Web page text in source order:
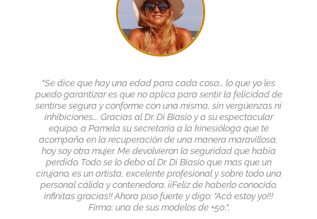
"Se dice que hay una edad para cada cosa… lo que yo les
puedo garantizar es que no aplica para sentir la felicidad de
sentirse segura y conforme con una misma, sin vergüenzas ni
inhibiciones…. Gracias al Dr. Di Biasio y a su espectacular
equipo, a Pamela su secretaria a la kinesióloga que te
acompaña en la recuperación de una manera maravillosa,
hoy soy otra mujer. Me devolvieron la seguridad que había
perdido. Todo se lo debo al Dr. Di Biasio que mas que un
cirujano, es un artista, excelente profesional y sobre todo una
personal cálida y contenedora. ¡¡Feliz de haberlo conocido,
infinitas gracias!! Ahora piso fuerte y digo: “Acá estoy yo!!!
Firma: una de sus modelos de +50.".